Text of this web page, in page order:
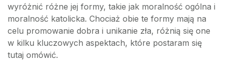
wyróżnić różne jej formy, takie jak moralność ogólna i
moralność katolicka. Chociaż obie te formy mają na
celu promowanie dobra i unikanie zła, różnią się one
w kilku kluczowych aspektach, które postaram się
tutaj omówić.